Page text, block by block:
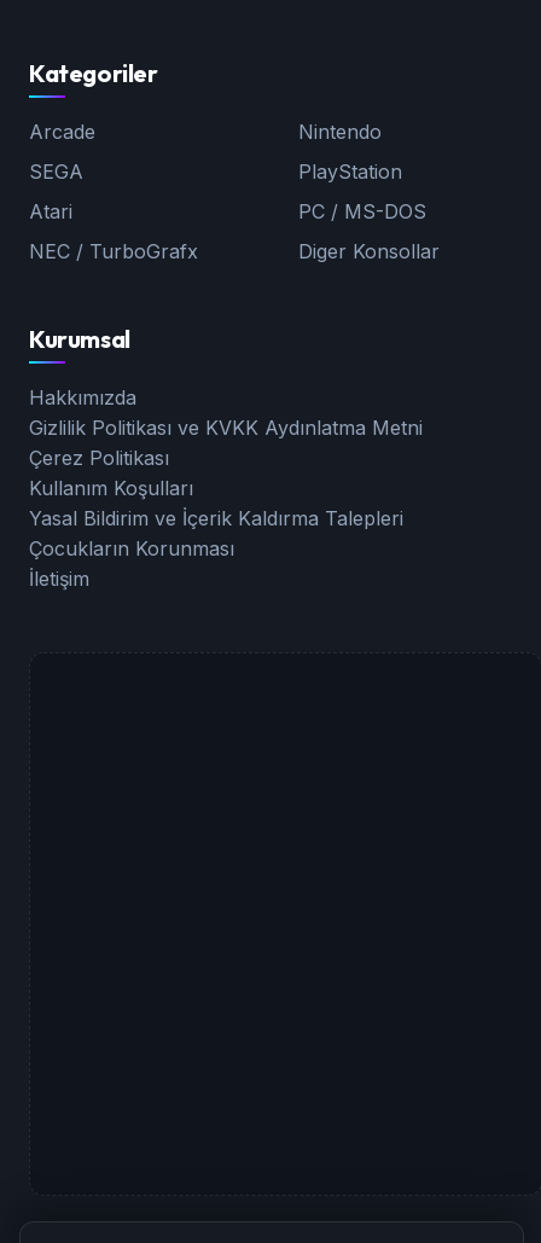
Kategoriler
Arcade
Nintendo
SEGA
PlayStation
Atari
PC / MS-DOS
NEC / TurboGrafx
Diger Konsollar
Kurumsal
Hakkımızda
Gizlilik Politikası ve KVKK Aydınlatma Metni
Çerez Politikası
Kullanım Koşulları
Yasal Bildirim ve İçerik Kaldırma Talepleri
Çocukların Korunması
İletişim